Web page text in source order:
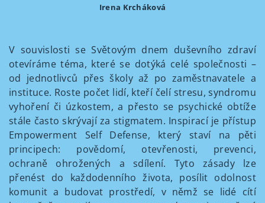
Irena Krcháková
V souvislosti se Světovým dnem duševního zdraví
otevíráme téma, které se dotýká celé společnosti –
od jednotlivců přes školy až po zaměstnavatele a
instituce. Roste počet lidí, kteří čelí stresu, syndromu
vyhoření či úzkostem, a přesto se psychické obtíže
stále často skrývají za stigmatem. Inspirací je přístup
Empowerment Self Defense, který staví na pěti
principech: povědomí, otevřenosti, prevenci,
ochraně ohrožených a sdílení. Tyto zásady lze
přenést do každodenního života, posílit odolnost
komunit a budovat prostředí, v němž se lidé cítí